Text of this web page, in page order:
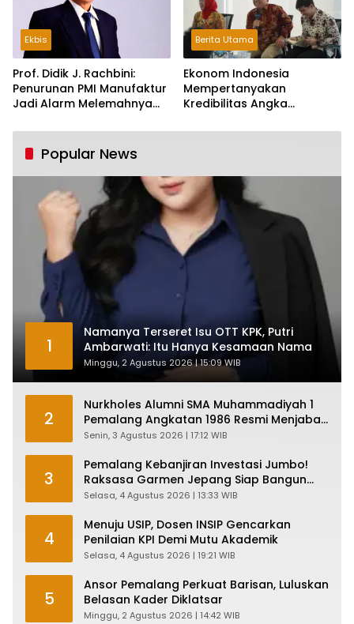
Ekbis
Prof. Didik J. Rachbini:
Penurunan PMI Manufaktur
Jadi Alarm Melemahnya
Berita Utama
Ekonom Indonesia
Mempertanyakan
Kredibilitas Angka
Tumbuh Tapi Rapuh
Popular News
1
Namanya Terseret Isu OTT KPK, Putri
Ambarwati: Itu Hanya Kesamaan Nama
Minggu, 2 Agustus 2026 | 15:09 WIB
2
Nurkholes Alumni SMA Muhammadiyah 1
Pemalang Angkatan 1986 Resmi Menjabat
Plt Bupati, Inilah Pesan Ketua Asmam 86
Senin, 3 Agustus 2026 | 17:12 WIB
3
Pemalang Kebanjiran Investasi Jumbo!
Raksasa Garmen Jepang Siap Bangun
Pabrik dan Serap Ribuan Tenaga Kerja
Selasa, 4 Agustus 2026 | 13:33 WIB
4
Menuju USIP, Dosen INSIP Gencarkan
Penilaian KPI Demi Mutu Akademik
Selasa, 4 Agustus 2026 | 19:21 WIB
5
Ansor Pemalang Perkuat Barisan, Luluskan
Belasan Kader Diklatsar
Minggu, 2 Agustus 2026 | 14:42 WIB